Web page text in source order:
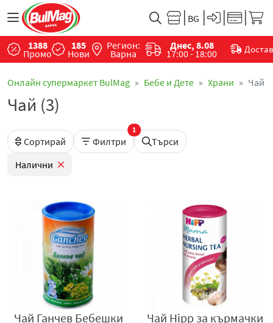
1388
Промо
185
Нови
Регион:
Варна
Днес, 8.08
17:00 - 18:00
Онлайн супермаркет BulMag Бебе и Дете Храни Чай
Чай (3)
Сортирай Филтри
1
Търси
Налични
Чай Ганчев Бебешки
Чай Hipp за кърмачки